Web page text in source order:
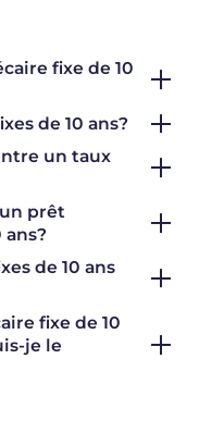
fixe de 10
de 10 ans?
un taux
prêt
de 10 ans
fixe de 10
je le